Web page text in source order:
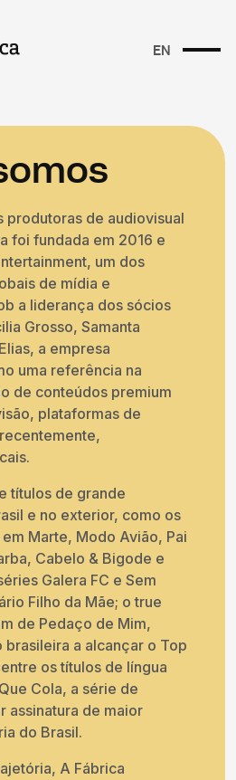
EN
produtoras de audiovisual
foi fundada em 2016 e
um dos
de mídia e
a liderança dos sócios
Grosso, Samanta
a empresa
uma referência na
de conteúdos premium
plataformas de
títulos de grande
e no exterior, como os
Marte, Modo Avião, Pai
Cabelo & Bigode e
Galera FC e Sem
Filho da Mãe; o true
de Pedaço de Mim,
a alcançar o Top
os títulos de língua
Cola, a série de
assinatura de maior
do Brasil.
A Fábrica